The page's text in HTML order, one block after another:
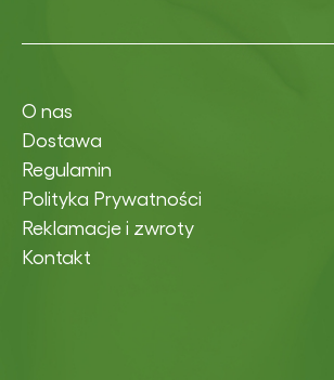
O nas
Dostawa
Regulamin
Polityka Prywatności
Reklamacje i zwroty
Kontakt